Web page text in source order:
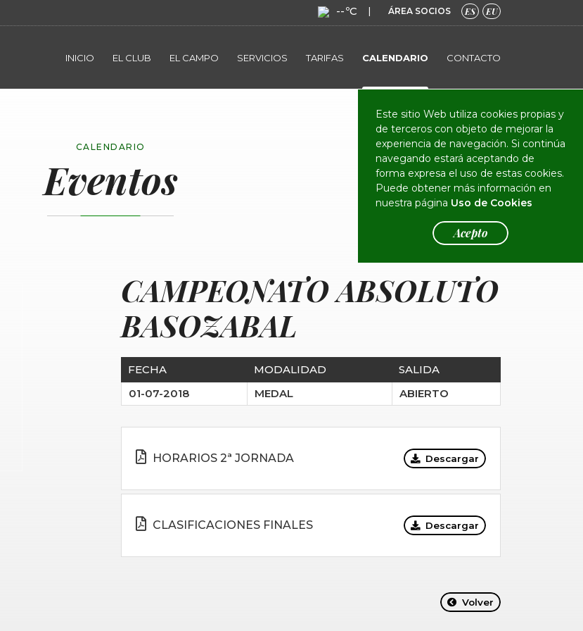
--ºC ÁREA SOCIOS ES EU
INICIO EL CLUB EL CAMPO SERVICIOS TARIFAS CALENDARIO CONTACTO
Este sitio Web utiliza cookies propias y
de terceros con objeto de mejorar la
experiencia de navegación. Si continúa
navegando estará aceptando de
forma expresa el uso de estas cookies.
Puede obtener más información en
nuestra página Uso de Cookies
Acepto
CALENDARIO
Eventos
CAMPEONATO ABSOLUTO
BASOZABAL
FECHA MODALIDAD
SALIDA
01-07-2018
MEDAL ABIERTO
HORARIOS 2ª JORNADA Descargar
CLASIFICACIONES FINALES Descargar
Volver